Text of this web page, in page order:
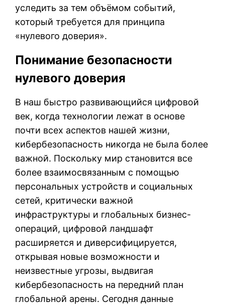
уследить за тем объёмом событий,
который требуется для принципа
«нулевого доверия».
Понимание безопасности
нулевого доверия
В наш быстро развивающийся цифровой
век, когда технологии лежат в основе
почти всех аспектов нашей жизни,
кибербезопасность никогда не была более
важной. Поскольку мир становится все
более взаимосвязанным с помощью
персональных устройств и социальных
сетей, критически важной
инфраструктуры и глобальных бизнес-
операций, цифровой ландшафт
расширяется и диверсифицируется,
открывая новые возможности и
неизвестные угрозы, выдвигая
кибербезопасность на передний план
глобальной арены. Сегодня данные